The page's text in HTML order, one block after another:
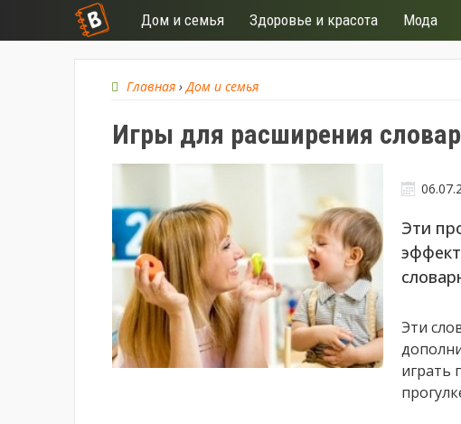
Дом и семья Здоровье и красота Мода
Главная ›Дом и семья
Игры для расширения
Эти
Эти
играть